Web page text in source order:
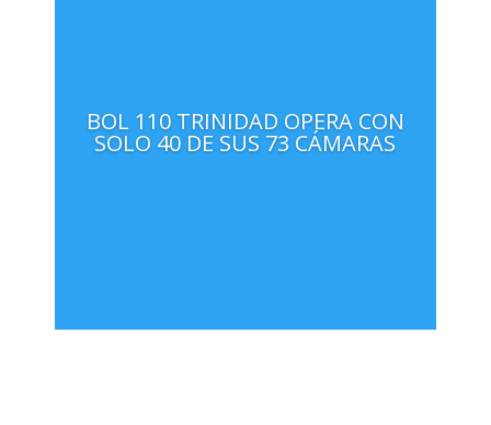
BOL 110 TRINIDAD OPERA CON
SOLO 40 DE SUS 73 CÁMARAS